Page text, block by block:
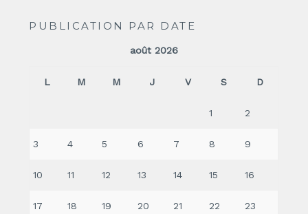
PUBLICATION PAR DATE
août 2026
L M M J V S D
1 2
3 4 5 6 7 8 9
10 11 12 13 14 15 16
17 18 19 20 21 22 23